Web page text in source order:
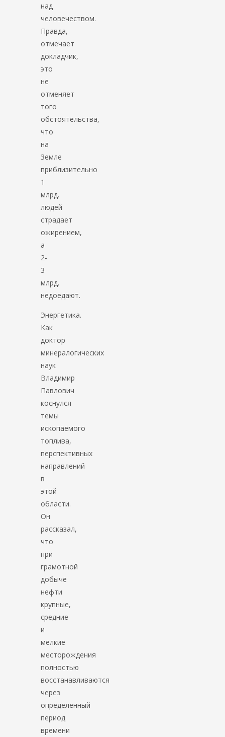
над
человечеством.
Правда,
отмечает
докладчик,
это
не
отменяет
того
обстоятельства,
что
на
Земле
приблизительно
1
млрд.
людей
страдает
ожирением,
а
2-
3
млрд.
недоедают.
Энергетика.
Как
доктор
минералогических
наук
Владимир
Павлович
коснулся
темы
ископаемого
топлива,
перспективных
направлений
в
этой
области.
Он
рассказал,
что
при
грамотной
добыче
нефти
крупные,
средние
и
мелкие
месторождения
полностью
восстанавливаются
через
определённый
период
времени